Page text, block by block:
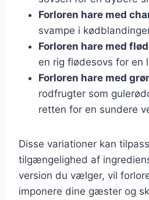
Forloren hare med
svampe i
Forloren hare med
en rig flødesovs for en
Forloren hare med
rodfrugter som
retten for en sundere
Disse variationer kan
tilgængelighed af
version du vælger, vil
imponere dine gæster og